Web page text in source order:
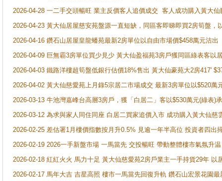
2026-04-28 一二手交頭暢旺 業主反價客人追價成交 客人成功購入黃大
2026-04-23 黃大仙居屋慈安苑盤源一直短缺，同區客即睇即買2房筍盤，
2026-04-16 鑽石山居屋皇龍蟠苑最新2房單位以自由市場價$458萬元沽出
2026-04-09 巨無霸3房單位買少見少 黃大仙盈福苑3房戶獲同區綠表客以
2026-04-03 鐵路洋樓超筍盤低銀行估價18%售出 黃大仙豪苑大2房417'
2026-04-02 黃大仙慈愛苑上月錄5宗居二市場成交 最新3房單位以$520萬
2026-03-13 牛池灣嘉峰台高層3房戶，獲「白居二」客以$530萬元(綠表)
2026-03-12 為求與家人同住同座 白居二買家追價入市 成功購入黃大仙
2026-02-25 差估署1月樓價指數按月升0.5% 見逾一年半高位 投資者四
2026-02-19 2026一手新盤市場 一馬當先 交投暢旺 帶動整體樓市氣氛升
2026-02-18 紅紅火火 馬力十足 黃大仙慈愛苑2房戶業主一手持貨29年 以
2026-02-17 馬年大吉 吉星高照 樓市一馬當先回復升軌 鑽石山宏景花園